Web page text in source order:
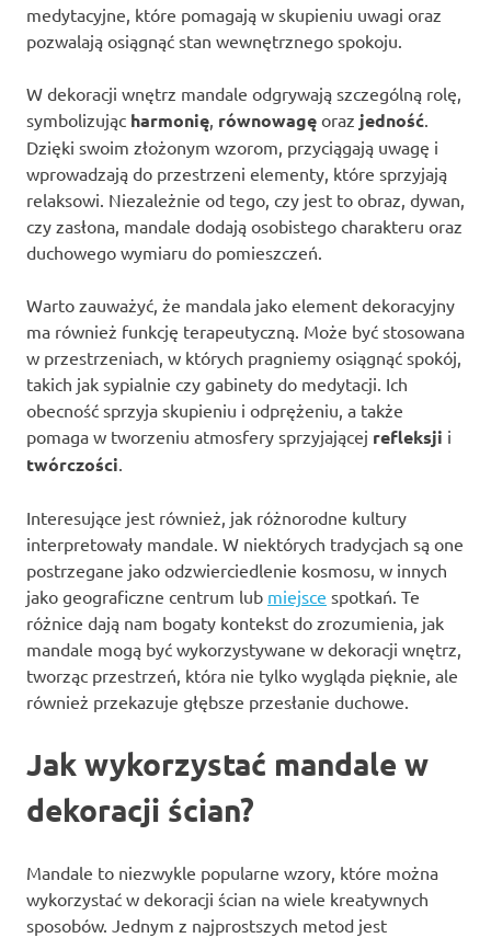
medytacyjne, które pomagają w skupieniu uwagi oraz
pozwalają osiągnąć stan wewnętrznego spokoju.
W dekoracji wnętrz mandale odgrywają szczególną rolę,
symbolizując harmonię równowagę oraz jedność
Dzięki swoim złożonym wzorom, przyciągają uwagę i
wprowadzają do przestrzeni elementy, które sprzyjają
relaksowi. Niezależnie od tego, czy jest to obraz, dywan,
czy zasłona, mandale dodają osobistego charakteru oraz
duchowego wymiaru do pomieszczeń.
Warto zauważyć, że mandala jako element dekoracyjny
ma również funkcję terapeutyczną. Może być stosowana
w przestrzeniach, w których pragniemy osiągnąć spokój,
takich jak sypialnie czy gabinety do medytacji. Ich
obecność sprzyja skupieniu i odprężeniu, a także
pomaga w tworzeniu atmosfery sprzyjającej refleksji i
twórczości
Interesujące jest również, jak różnorodne kultury
interpretowały mandale. W niektórych tradycjach są one
postrzegane jako odzwierciedlenie kosmosu, w innych
jako geograficzne centrum lub miejsce spotkań. Te
różnice dają nam bogaty kontekst do zrozumienia, jak
mandale mogą być wykorzystywane w dekoracji wnętrz,
tworząc przestrzeń, która nie tylko wygląda pięknie, ale
również przekazuje głębsze przesłanie duchowe.
Jak wykorzystać mandale w
dekoracji ścian?
Mandale to niezwykle popularne wzory, które można
wykorzystać w dekoracji ścian na wiele kreatywnych
sposobów. Jednym z najprostszych metod jest